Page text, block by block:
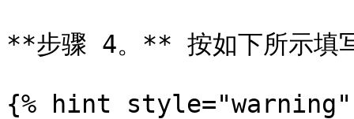
**步骤 4。** 按如下所示填
{% hint style="warning"